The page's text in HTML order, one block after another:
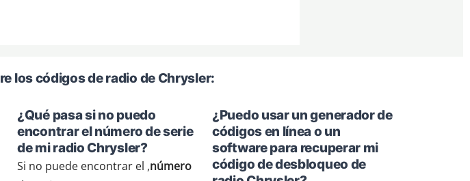
los códigos de radio de Chrysler:
¿Qué pasa si no puedo
encontrar el número de serie
de mi radio Chrysler?
Si no puede encontrar el ,número
¿Puedo usar un generador de
códigos en línea o un
software para recuperar mi
código de desbloqueo de